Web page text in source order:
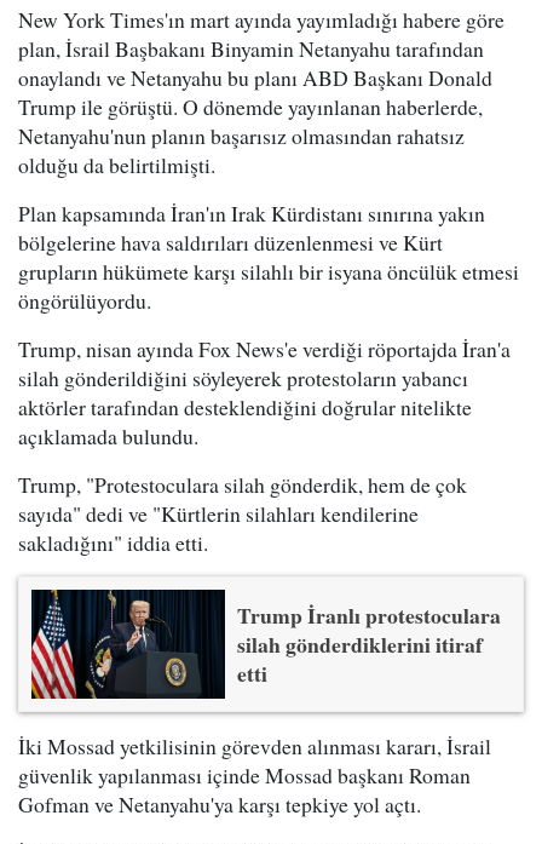
New York Times'ın mart ayında yayımladığı habere göre
plan, İsrail Başbakanı Binyamin Netanyahu tarafından
onaylandı ve Netanyahu bu planı ABD Başkanı Donald
Trump ile görüştü. O dönemde yayınlanan haberlerde,
Netanyahu'nun planın başarısız olmasından rahatsız
olduğu da belirtilmişti.
Plan kapsamında İran'ın Irak Kürdistanı sınırına yakın
bölgelerine hava saldırıları düzenlenmesi ve Kürt
grupların hükümete karşı silahlı bir isyana öncülük etmesi
öngörülüyordu.
Trump, nisan ayında Fox News'e verdiği röportajda İran'a
silah gönderildiğini söyleyerek protestoların yabancı
aktörler tarafından desteklendiğini doğrular nitelikte
açıklamada bulundu.
Trump, "Protestoculara silah gönderdik, hem de çok
sayıda" dedi ve "Kürtlerin silahları kendilerine
sakladığını" iddia etti.
Trump İranlı protestoculara
silah gönderdiklerini itiraf
etti
İki Mossad yetkilisinin görevden alınması kararı, İsrail
güvenlik yapılanması içinde Mossad başkanı Roman
Gofman ve Netanyahu'ya karşı tepkiye yol açtı.